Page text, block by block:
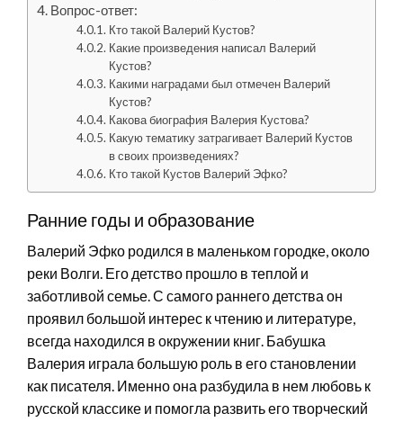
Вопрос-ответ:
Кто такой Валерий Кустов?
Какие произведения написал Валерий
Кустов?
Какими наградами был отмечен Валерий
Кустов?
Какова биография Валерия Кустова?
Какую тематику затрагивает Валерий Кустов
в своих произведениях?
Кто такой Кустов Валерий Эфко?
Ранние годы и образование
Валерий Эфко родился в маленьком городке, около
реки Волги. Его детство прошло в теплой и
заботливой семье. С самого раннего детства он
проявил большой интерес к чтению и литературе,
всегда находился в окружении книг. Бабушка
Валерия играла большую роль в его становлении
как писателя. Именно она разбудила в нем любовь к
русской классике и помогла развить его творческий